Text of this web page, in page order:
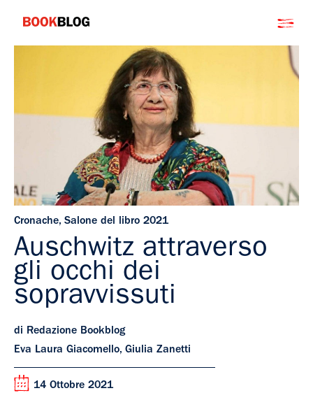
contenuto
Bookblog
Cronache, Salone del libro 2021
Auschwitz attraverso
gli occhi dei
sopravvissuti
di Redazione Bookblog
Eva Laura Giacomello, Giulia Zanetti
14 Ottobre 2021